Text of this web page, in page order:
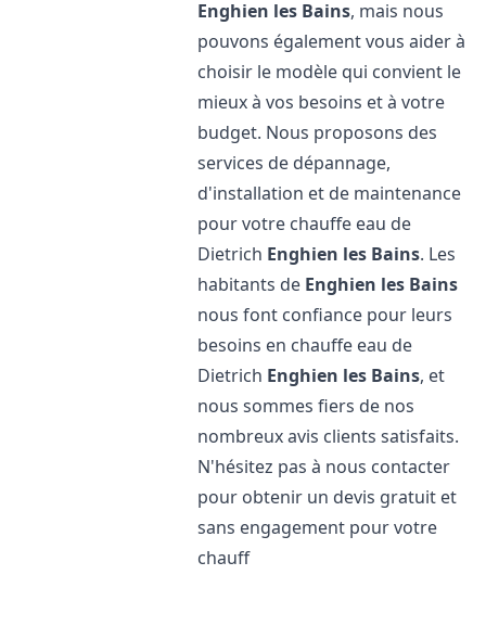
Enghien les Bains, mais nous
pouvons également vous aider à
choisir le modèle qui convient le
mieux à vos besoins et à votre
budget. Nous proposons des
services de dépannage,
d'installation et de maintenance
pour votre chauffe eau de
Dietrich Enghien les Bains. Les
habitants de Enghien les Bains
nous font confiance pour leurs
besoins en chauffe eau de
Dietrich Enghien les Bains, et
nous sommes fiers de nos
nombreux avis clients satisfaits.
N'hésitez pas à nous contacter
pour obtenir un devis gratuit et
sans engagement pour votre
chauff